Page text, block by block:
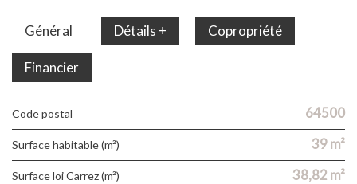
Général Détails + Copropriété
Financier
Code postal 64500
Surface habitable (m²) 39 m²
Surface loi Carrez (m²) 38,82 m²